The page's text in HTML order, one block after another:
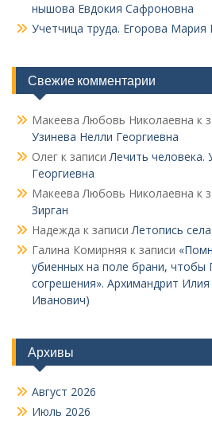
нышова Евдокия Сафроновна
Учетчица труда. Его­рова Мария
Свежие комментарии
Макеева Любовь Николаевна к
Узинева Нелли Георгиевна
Олег к записиЛечить человека.
Георгиевна
Макеева Любовь Николаевна к
Зирган
Надежда к записиЛетопись
Галина Комирняя к записи
убиенных на поле брани, чтобы
согрешения». Архимандрит
Иванович)
Архивы
Август 2026
Июль 2026